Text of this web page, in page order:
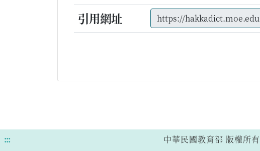
引用網址
:::
中華民國教育部 版權